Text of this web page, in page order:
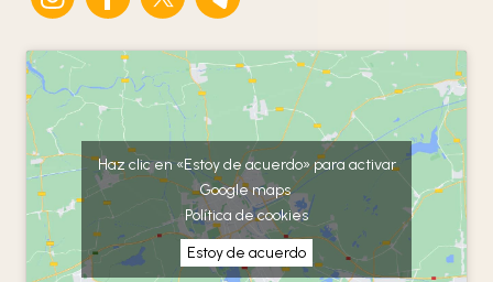
Haz clic en «Estoy de acuerdo» para activar
Google maps
Política de cookies
Estoy de acuerdo